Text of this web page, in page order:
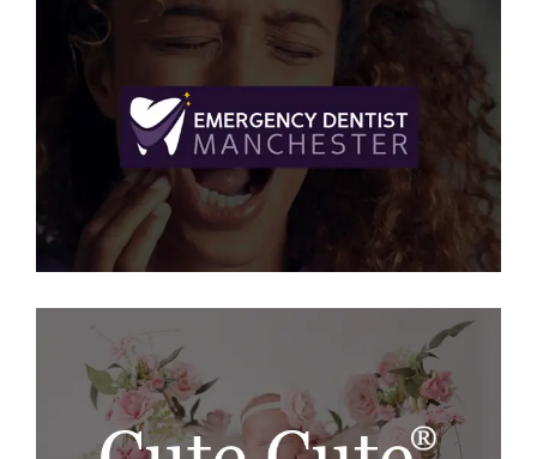
Emergency Dentist
Manchester
SEO WEB
Cute Cute